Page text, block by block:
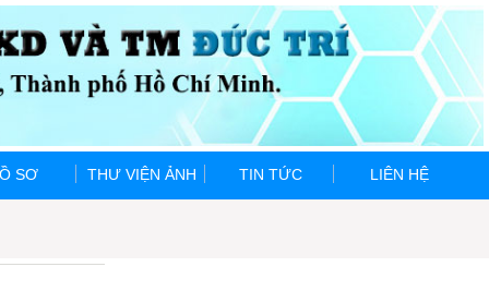
SƠ THƯ VIỆN ẢNH TIN TỨC LIÊN HỆ